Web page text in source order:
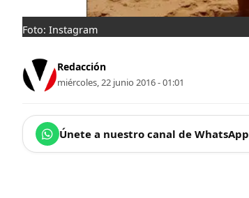
Foto: Instagram
Redacción
miércoles, 22 junio 2016 - 01:01
Únete a nuestro canal de WhatsApp